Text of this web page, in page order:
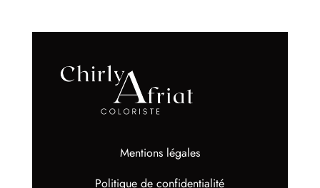
Mentions légales
Politique de confidentialité